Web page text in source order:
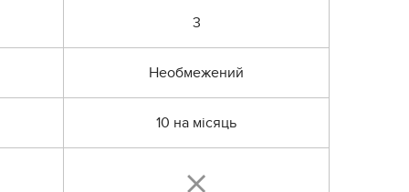
3
Необмежений
10 на місяць